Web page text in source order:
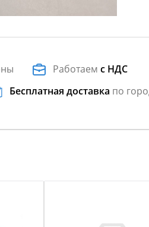
Работаемс НДС
Бесплатная доставка по